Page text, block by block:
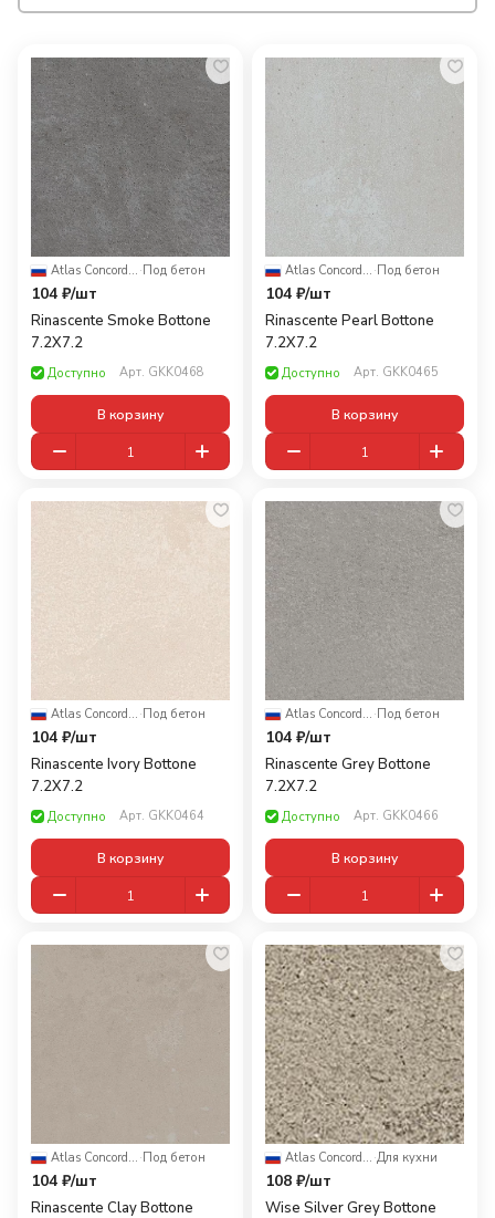
Atlas Concorde Russia ·Под бетон
104 ₽/шт
Rinascente Smoke Bottone
7.2X7.2
Доступно Арт. GKK0468
В корзину
Atlas Concorde Russia ·Под бетон
104 ₽/шт
Rinascente Pearl Bottone
7.2X7.2
Доступно Арт. GKK0465
В корзину
Atlas Concorde Russia ·Под бетон
104 ₽/шт
Rinascente Ivory Bottone
7.2X7.2
Доступно Арт. GKK0464
В корзину
Atlas Concorde Russia ·Под бетон
104 ₽/шт
Rinascente Grey Bottone
7.2X7.2
Доступно Арт. GKK0466
В корзину
Atlas Concorde Russia ·Под бетон
104 ₽/шт
Rinascente Clay Bottone
Atlas Concorde Russia ·Для кухни
108 ₽/шт
Wise Silver Grey Bottone